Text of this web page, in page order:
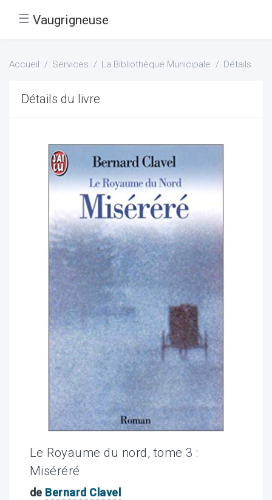
☰ Vaugrigneuse
Accueil Services La Bibliothèque Municipale Détails
Détails du livre
Le Royaume du nord, tome 3 :
Miséréré
de Bernard Clavel